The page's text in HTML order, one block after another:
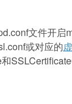
文件开启
或对应的